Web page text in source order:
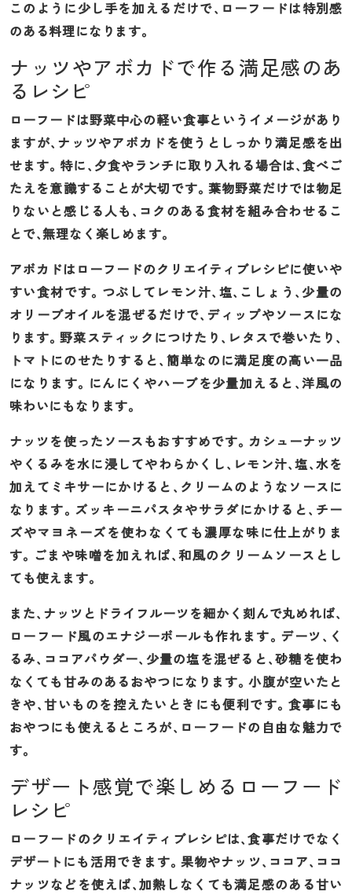
このように少し手を加えるだけで、ローフードは特別感
のある料理になります。
ナッツやアボカドで作る満足感のあ
るレシピ
ローフードは野菜中心の軽い食事というイメージがあり
ますが、ナッツやアボカドを使うとしっかり満足感を出
せます。特に、夕食やランチに取り入れる場合は、食べご
たえを意識することが大切です。葉物野菜だけでは物足
りないと感じる人も、コクのある食材を組み合わせるこ
とで、無理なく楽しめます。
アボカドはローフードのクリエイティブレシピに使いや
すい食材です。つぶしてレモン汁、塩、こしょう、少量の
オリーブオイルを混ぜるだけで、ディップやソースにな
ります。野菜スティックにつけたり、レタスで巻いたり、
トマトにのせたりすると、簡単なのに満足度の高い一品
になります。にんにくやハーブを少量加えると、洋風の
味わいにもなります。
ナッツを使ったソースもおすすめです。カシューナッツ
やくるみを水に浸してやわらかくし、レモン汁、塩、水を
加えてミキサーにかけると、クリームのようなソースに
なります。ズッキーニパスタやサラダにかけると、チー
ズやマヨネーズを使わなくても濃厚な味に仕上がりま
す。ごまや味噌を加えれば、和風のクリームソースとし
ても使えます。
また、ナッツとドライフルーツを細かく刻んで丸めれば、
ローフード風のエナジーボールも作れます。デーツ、く
るみ、ココアパウダー、少量の塩を混ぜると、砂糖を使わ
なくても甘みのあるおやつになります。小腹が空いたと
きや、甘いものを控えたいときにも便利です。食事にも
おやつにも使えるところが、ローフードの自由な魅力で
す。
デザート感覚で楽しめるローフード
レシピ
ローフードのクリエイティブレシピは、食事だけでなく
デザートにも活用できます。果物やナッツ、ココア、ココ
ナッツなどを使えば、加熱しなくても満足感のある甘い